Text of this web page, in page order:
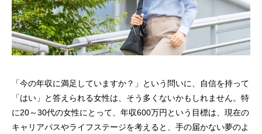
「今の年収に満足していますか？」という問いに、自信を持って
「はい」と答えられる女性は、そう多くないかもしれません。特
に20～30代の女性にとって、年収600万円という目標は、現在の
キャリアパスやライフステージを考えると、手の届かない夢のよ